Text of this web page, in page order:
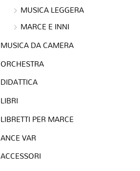
TAMANINI M.
TRADIZIONALE (Trascr. M. Mangani)
VIGGIANO C.
ZIMMER H. (arr. M. Mangani)
MUSICA LEGGERA
MARCE E INNI
MUSICA DA CAMERA
ORCHESTRA
DIDATTICA
LIBRI
LIBRETTI PER MARCE
ANCE VAR
ACCESSORI